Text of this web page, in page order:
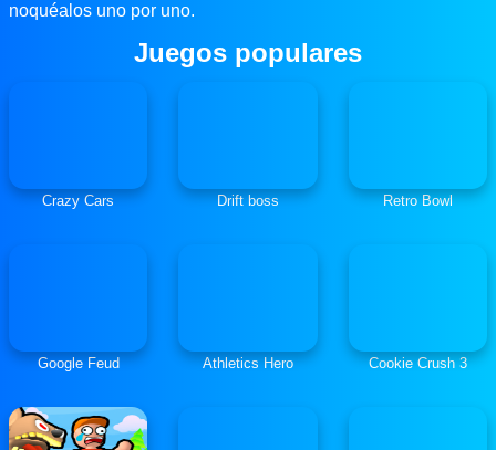
noquéalos uno por uno.
Juegos populares
Crazy Cars Drift boss Retro Bowl
Google Feud Athletics Hero Cookie Crush 3